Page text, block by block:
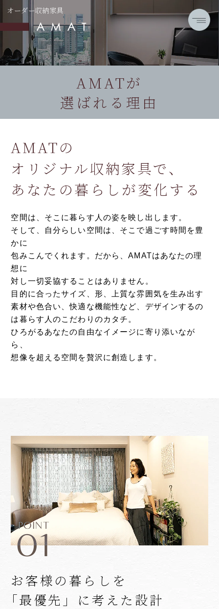
オーダー収納家具
AMATが
選ばれる理由
AMATの
オリジナル収納家具で、
あなたの暮らしが変化する
空間は、そこに暮らす人の姿を映し出します。
そして、自分らしい空間は、そこで過ごす時間を豊
かに
包みこんでくれます。だから、AMATはあなたの理
想に
対し一切妥協することはありません。
目的に合ったサイズ、形、上質な雰囲気を生み出す
素材や色合い、快適な機能性など、デザインするの
は暮らす人のこだわりのカタチ。
ひろがるあなたの自由なイメージに寄り添いなが
ら、
想像を超える空間を贅沢に創造します。
POINT
01
お客様の暮らしを
「最優先」に考えた設計